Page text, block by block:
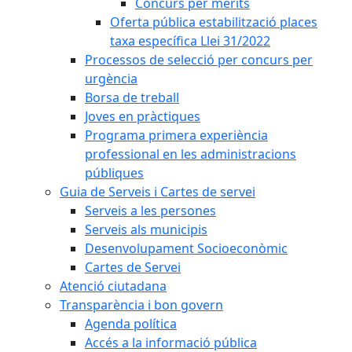
Oferta pública estabilització places
taxa específica Llei 31/2022
Processos de selecció per concurs per
urgència
Borsa de treball
Joves en pràctiques
Programa primera experiència
professional en les administracions
públiques
Guia de Serveis i Cartes de servei
Serveis a les persones
Serveis als municipis
Desenvolupament Socioeconòmic
Cartes de Servei
Atenció ciutadana
Transparència i bon govern
Agenda política
Accés a la informació pública